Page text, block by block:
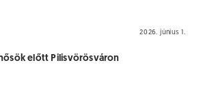
2026. június 1.
előtt Pilisvörösváron